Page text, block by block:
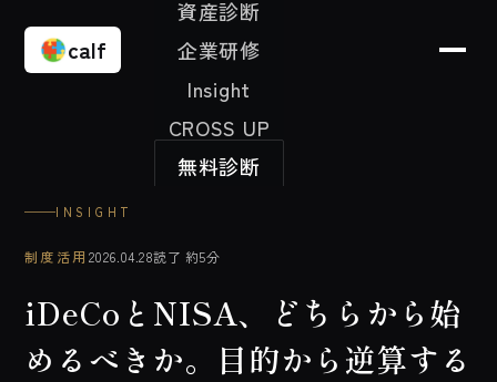
calf
資産診断
企業研修
Insight
CROSS UP
無料診断
INSIGHT
制度活用 2026.04.28読了 約5分
iDeCoとNISA、どちらから始
めるべきか。目的から逆算する